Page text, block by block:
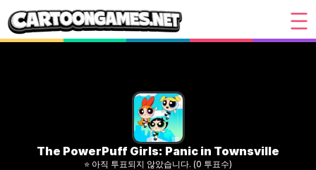
The PowerPuff Girls: Panic in Townsville
⭐ 아직 투표되지 않았습니다. (0 투표수)